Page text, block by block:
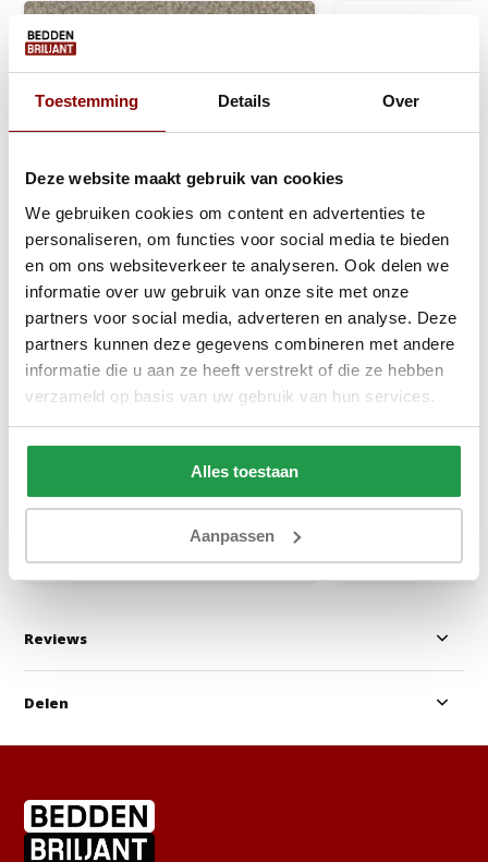
Toestemming Details Over
Deze website maakt gebruik van cookies
We gebruiken cookies om content en advertenties te
personaliseren, om functies voor social media te bieden
en om ons websiteverkeer te analyseren. Ook delen we
informatie over uw gebruik van onze site met onze
partners voor social media, adverteren en analyse. Deze
partners kunnen deze gegevens combineren met andere
informatie die u aan ze heeft verstrekt of die ze hebben
verzameld op basis van uw gebruik van hun services.
Alles toestaan
Aanpassen
Quelle 05 - Teddy Stof Licht
Beige
1 - 2 werkdagen
0,50
Monolith 77 -
1 - 2
0,50
Reviews
Delen